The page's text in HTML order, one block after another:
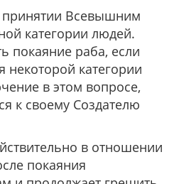
принятии Всевышним
категории людей.
покаяние раба, если
некоторой категории
в этом вопросе,
к своему Создателю
в отношении
покаяния